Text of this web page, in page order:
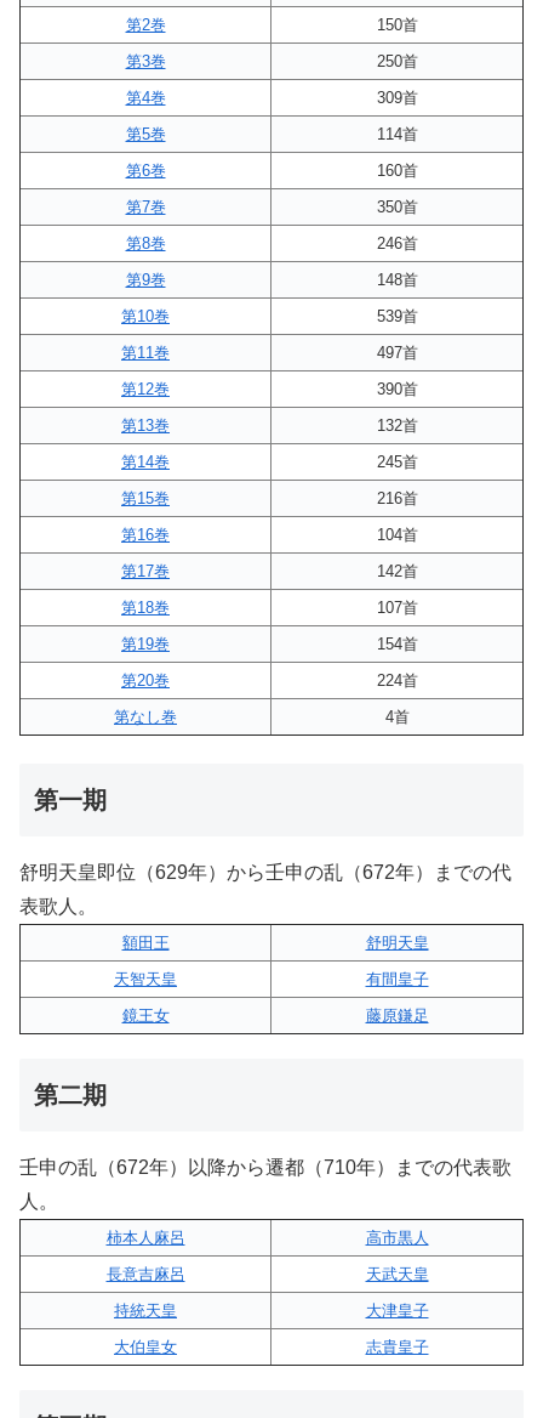
第2巻
150首
第3巻
250首
第4巻
309首
第5巻
114首
第6巻
160首
第7巻
350首
第8巻
246首
第9巻
148首
第10巻
539首
第11巻
497首
第12巻
390首
第13巻
132首
第14巻
245首
第15巻
216首
第16巻
104首
第17巻
142首
第18巻
107首
第19巻
154首
第20巻
224首
第なし巻
4首
第一期
舒明天皇即位（629年）から壬申の乱（672年）までの代
表歌人。
額田王
舒明天皇
天智天皇
有間皇子
鏡王女
藤原鎌足
第二期
壬申の乱（672年）以降から遷都（710年）までの代表歌
人。
柿本人麻呂
高市黒人
長意吉麻呂
天武天皇
持統天皇
大津皇子
大伯皇女
志貴皇子